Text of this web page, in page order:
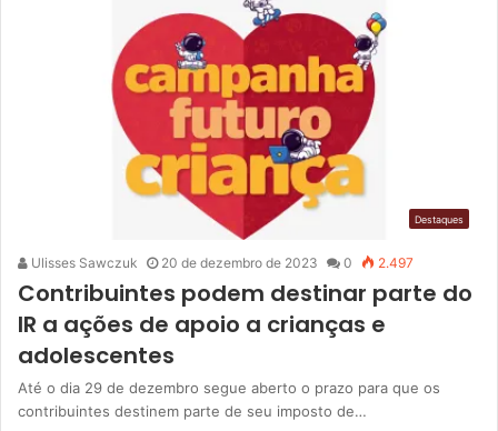
Destaques
Ulisses Sawczuk 20 de dezembro de 2023 0 2.497
Contribuintes podem destinar parte do
IR a ações de apoio a crianças e
adolescentes
Até o dia 29 de dezembro segue aberto o prazo para que os
contribuintes destinem parte de seu imposto de…